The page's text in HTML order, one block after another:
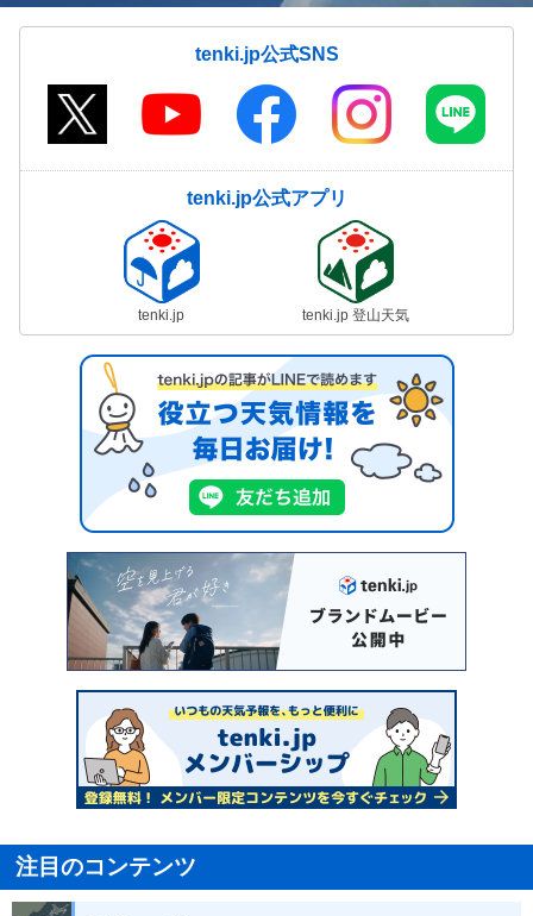
tenki.jp公式SNS
tenki.jp公式アプリ
tenki.jp tenki.jp 登山天気
注目のコンテンツ